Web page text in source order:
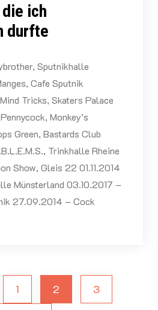
ich
durfte
Sputnikhalle
Cafe Sputnik
Tricks, Skaters Palace
Monkey’s
Green, Bastards Club
Trinkhalle Rheine
Show, Gleis 22 01.11.2014
Münsterland 03.10.2017 –
27.09.2014 – Cock
1 2
3